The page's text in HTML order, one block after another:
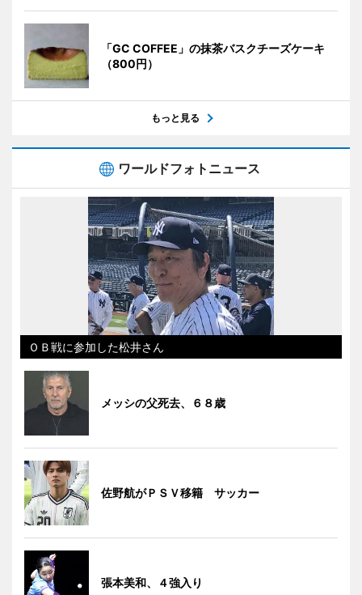
「GC COFFEE」の抹茶バスクチーズケーキ
（800円）
もっと見る
ワールドフォトニュース
ＯＢ戦に参加した松井さん
メッシの父死去、６８歳
佐野航がＰＳＶ移籍 サッカー
張本美和、４強入り